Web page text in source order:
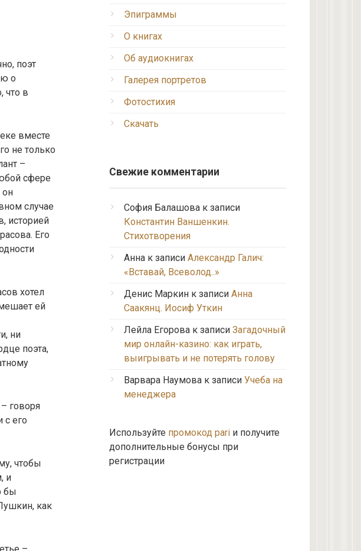
поэт
о
что в
вместе
не только
–
сфере
он
случае
историей
Его
хотел
ей
ни
поэта,
говоря
с его
чтобы
и
бы
как
Эпиграммы
О книгах
Об аудиокнигах
Галерея портретов
Фотостихия
Скачать
Свежие комментарии
София Балашова к записи
Константин Ваншенкин.
Стихотворения
Анна к записи Александр Галич:
«Вставай, Всеволод..»
Денис Маркин к записи Анна
Саакянц. Иосиф Уткин
Лейла Егорова к записи Загадочный
мир онлайн-казино: как играть,
выигрывать и не потерять голову
Варвара Наумова к записи Учеба на
менеджера
Используйте промокод pari и получите
дополнительные бонусы при
регистрации